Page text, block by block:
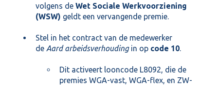
volgens de Wet Sociale Werkvoorziening
(WSW) geldt een vervangende premie.
Stel in het contract van de medewerker
de Aard arbeidsverhoudingin op code 10.
Dit activeert looncode L8092, die de
premies WGA-vast, WGA-flex, en ZW-